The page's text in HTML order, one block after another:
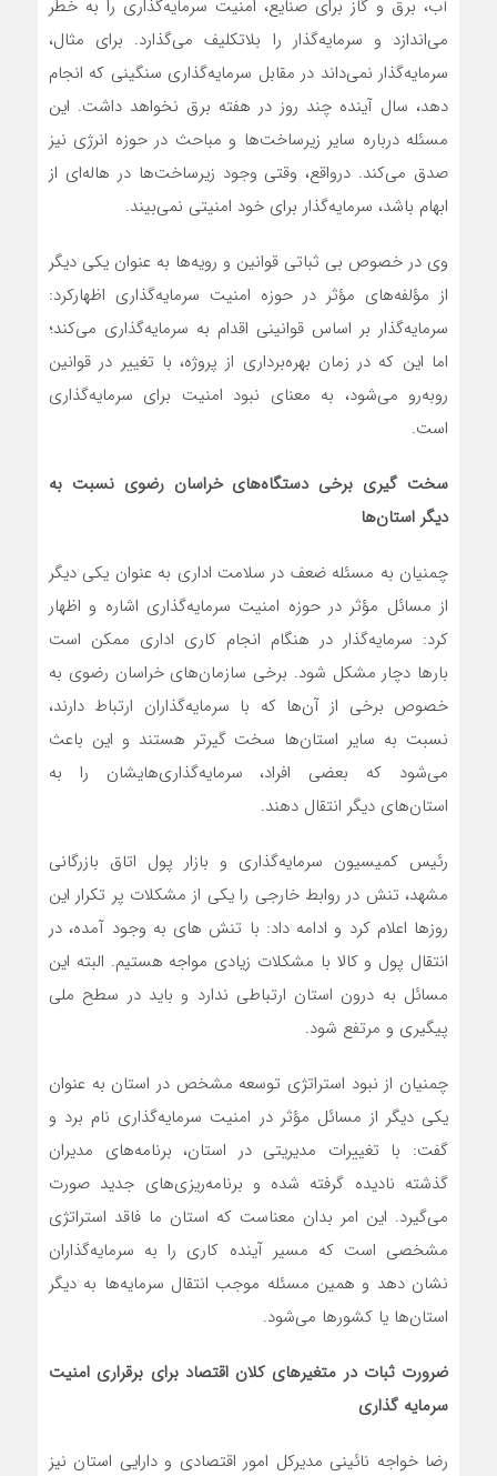
آب، برق و گاز برای صنایع، امنیت سرمایه‌گذاری را به خطر
می‌اندازد و سرمایه‌گذار را بلاتکلیف می‌گذارد. برای مثال،
سرمایه‌گذار نمی‌داند در مقابل سرمایه‌گذاری سنگینی که انجام
دهد، سال آینده چند روز در هفته برق نخواهد داشت. این
مسئله درباره سایر زیر‌ساخت‌ها و مباحث در حوزه‌ انرژی نیز
صدق می‌کند. درواقع، وقتی وجود زیرساخت‌ها در هاله‌ای از
ابهام باشد، سرمایه‌گذار برای خود امنیتی نمی‌بیند.
وی در خصوص بی ثباتی قوانین و رویه‌ها به‌ عنوان یکی دیگر
از مؤلفه‌های مؤثر در حوزه امنیت سرمایه‌گذاری اظهارکرد:
سرمایه‌گذار بر اساس قوانینی اقدام به سرمایه‌گذاری می‌کند؛
اما این که در زمان بهره‌برداری از پروژه، با تغییر در قوانین
روبه‌رو می‌شود، به معنای نبود امنیت برای سرمایه‌گذاری
است.
سخت گیری برخی دستگاه‌های خراسان رضوی نسبت به
دیگر استان‌ها
چمنیان به مسئله ضعف در سلامت اداری به‌ عنوان یکی دیگر
از مسائل مؤثر در حوزه امنیت سرمایه‌گذاری اشاره و اظهار
کرد: سرمایه‌گذار در هنگام انجام کاری اداری ممکن است
بارها دچار مشکل شود. برخی سازمان‌های خراسان رضوی به‌
خصوص برخی از آن‌ها که با سرمایه‌گذاران ارتباط دارند،
نسبت به سایر استان‌ها سخت گیرتر هستند و این باعث
می‌شود که بعضی افراد، سرمایه‌گذاری‌هایشان را به
استان‌های دیگر انتقال دهند.
رئیس کمیسیون سرمایه‌گذاری و بازار پول اتاق بازرگانی
مشهد، تنش در روابط خارجی را یکی از مشکلات پر تکرار این
روزها اعلام کرد و ادامه داد: با تنش های به وجود آمده، در
انتقال پول و کالا با مشکلات زیادی مواجه هستیم. البته این
مسائل به درون استان ارتباطی ندارد و باید در سطح ملی
پیگیری و مرتفع شود.
چمنیان از نبود استراتژی توسعه مشخص در استان به ‌عنوان
یکی دیگر از مسائل مؤثر در امنیت سرمایه‌گذاری نام برد و
گفت: با تغییرات مدیریتی در استان، برنامه‌های مدیران
گذشته نادیده گرفته ‌شده و برنامه‌ریزی‌های جدید صورت
می‌گیرد. این امر بدان معناست که استان ما فاقد استراتژی
مشخصی است که مسیر آینده کاری را به سرمایه‌گذاران
نشان دهد و همین مسئله موجب انتقال سرمایه‌ها به دیگر
استان‌ها یا کشورها می‌شود.
ضرورت ثبات در متغیرهای کلان اقتصاد برای برقراری امنیت
سرمایه‌ گذاری
رضا خواجه نائینی مدیرکل امور اقتصادی و دارایی استان نیز